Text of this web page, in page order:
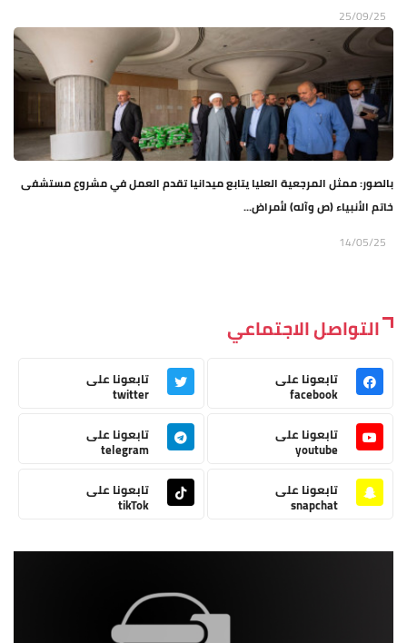
25/09/25
بالصور: ممثل المرجعية العليا يتابع ميدانيا تقدم العمل في مشروع مستشفى
خاتم الأنبياء (ص وآله) لأمراض...
14/05/25
التواصل الاجتماعي
تابعونا على
facebook
تابعونا على
twitter
تابعونا على
youtube
تابعونا على
telegram
تابعونا على
snapchat
تابعونا على
tikTok